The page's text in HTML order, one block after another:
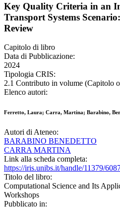
Key Quality Criteria in an
Transport Systems
Review
Capitolo di libro
Data di Pubblicazione:
2024
Tipologia CRIS:
2.1 Contributo in volume (Capitolo
Elenco autori:
Ferretto, Laura; Carra, Martina; Barabino,
Autori di Ateneo:
BARABINO BENEDETTO
CARRA MARTINA
Link alla scheda completa:
https://iris.unibs.it/handle/11379/
Titolo del libro:
Computational Science and Its
Workshops
Pubblicato in: